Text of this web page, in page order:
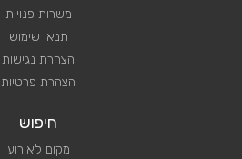
משרות פנויות
תנאי שימוש
הצהרת נגישות
הצהרת פרטיות
חיפוש
מקום לאירוע